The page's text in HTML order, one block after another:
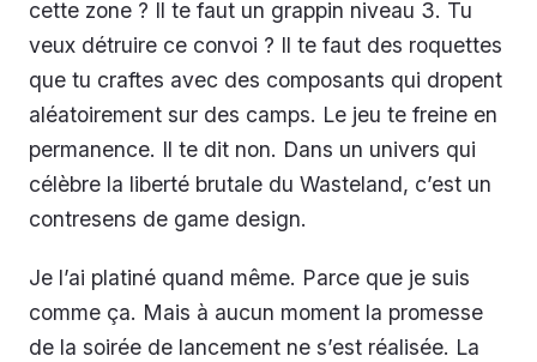
cette zone ? Il te faut un grappin niveau 3. Tu
veux détruire ce convoi ? Il te faut des roquettes
que tu craftes avec des composants qui dropent
aléatoirement sur des camps. Le jeu te freine en
permanence. Il te dit non. Dans un univers qui
célèbre la liberté brutale du Wasteland, c’est un
contresens de game design.
Je l’ai platiné quand même. Parce que je suis
comme ça. Mais à aucun moment la promesse
de la soirée de lancement ne s’est réalisée. La